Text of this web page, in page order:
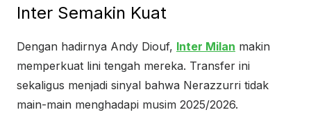
Inter Semakin Kuat
Dengan hadirnya Andy Diouf, Inter Milan makin
memperkuat lini tengah mereka. Transfer ini
sekaligus menjadi sinyal bahwa Nerazzurri tidak
main-main menghadapi musim 2025/2026.